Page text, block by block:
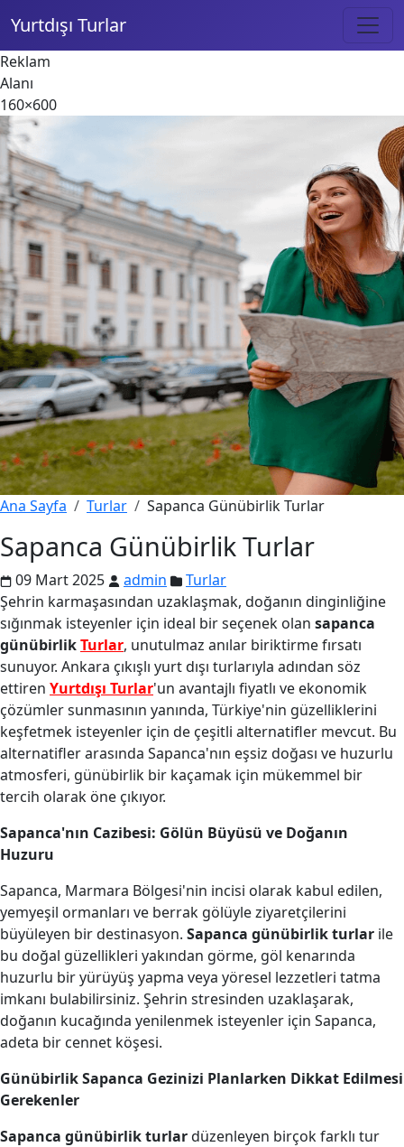
Yurtdışı Turlar
Reklam
Alanı
160×600
Ana Sayfa Turlar Sapanca Günübirlik Turlar
Sapanca Günübirlik Turlar
09 Mart 2025 admin
Turlar
Şehrin karmaşasından uzaklaşmak, doğanın dinginliğine
sığınmak isteyenler için ideal bir seçenek olan sapanca
günübirlikTurlar, unutulmaz anılar biriktirme fırsatı
sunuyor. Ankara çıkışlı yurt dışı turlarıyla adından söz
ettiren Yurtdışı Turlar'un avantajlı fiyatlı ve ekonomik
çözümler sunmasının yanında, Türkiye'nin güzelliklerini
keşfetmek isteyenler için de çeşitli alternatifler mevcut. Bu
alternatifler arasında Sapanca'nın eşsiz doğası ve huzurlu
atmosferi, günübirlik bir kaçamak için mükemmel bir
tercih olarak öne çıkıyor.
Sapanca'nın Cazibesi: Gölün Büyüsü ve Doğanın
Huzuru
Sapanca, Marmara Bölgesi'nin incisi olarak kabul edilen,
yemyeşil ormanları ve berrak gölüyle ziyaretçilerini
büyüleyen bir destinasyon. Sapanca günübirlik turlar ile
bu doğal güzellikleri yakından görme, göl kenarında
huzurlu bir yürüyüş yapma veya yöresel lezzetleri tatma
imkanı bulabilirsiniz. Şehrin stresinden uzaklaşarak,
doğanın kucağında yenilenmek isteyenler için Sapanca,
adeta bir cennet köşesi.
Günübirlik Sapanca Gezinizi Planlarken Dikkat Edilmesi
Gerekenler
Sapanca günübirlik turlardüzenleyen birçok farklı tur